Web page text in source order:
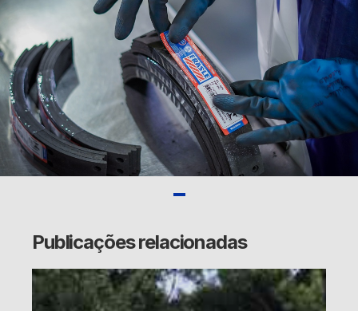
Publicações relacionadas